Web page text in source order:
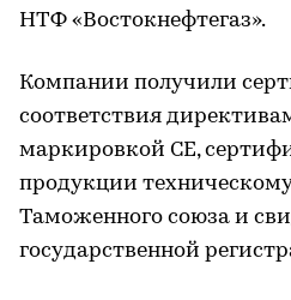
НТФ «Востокнефтегаз».
Компании получили
соответствия
маркировкой СЕ,
продукции
Таможенного союза и
государственной